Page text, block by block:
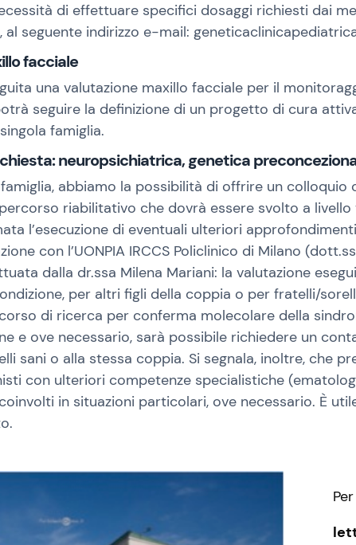
di effettuare specifici dosaggi richiesti dai
al seguente indirizzo e-mail:
facciale
una valutazione maxillo facciale per il
seguire la definizione di un progetto di cura
famiglia.
neuropsichiatrica, genetica
abbiamo la possibilità di offrire un
riabilitativo che dovrà essere svolto a
l’esecuzione di eventuali ulteriori
con l’UONPIA IRCCS Policlinico di Milano
dalla dr.ssa Milena Mariani: la valutazione
per altri figli della coppia o per fratelli/
di ricerca per conferma molecolare della
e ove necessario, sarà possibile richiedere un
sani o alla stessa coppia. Si segnala, inoltre, che
con ulteriori competenze specialistiche
in situazioni particolari, ove necessario. È